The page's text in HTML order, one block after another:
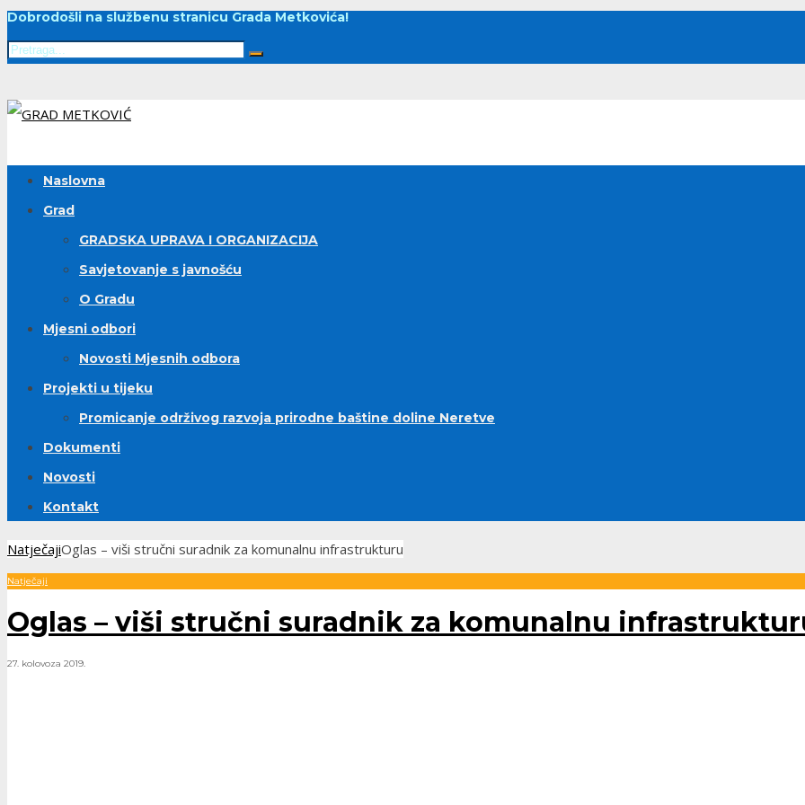
Dobrodošli na službenu stranicu Grada Metkovića!
Naslovna
Grad
GRADSKA UPRAVA I ORGANIZACIJA
Savjetovanje s javnošću
O Gradu
Mjesni odbori
Novosti Mjesnih odbora
Projekti u tijeku
Promicanje održivog razvoja prirodne baštine doline Neretve
Dokumenti
Novosti
Kontakt
NatječajiOglas – viši stručni suradnik za komunalnu infrastrukturu
Natječaji
Oglas – viši stručni suradnik za komunalnu
27. kolovoza 2019.